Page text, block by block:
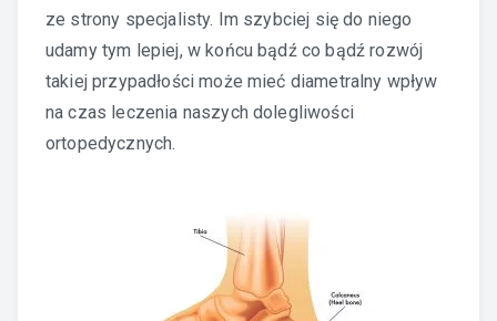
ze strony specjalisty. Im szybciej się do niego
udamy tym lepiej, w końcu bądź co bądź rozwój
takiej przypadłości może mieć diametralny wpływ
na czas leczenia naszych dolegliwości
ortopedycznych.